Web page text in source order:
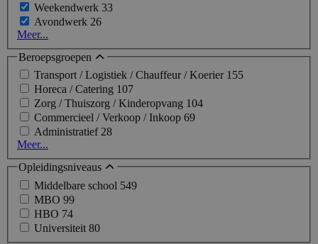
Weekendwerk 33
Avondwerk 26
Meer...
Beroepsgroepen
Transport / Logistiek / Chauffeur / Koerier 155
Horeca / Catering 107
Zorg / Thuiszorg / Kinderopvang 104
Commercieel / Verkoop / Inkoop 69
Administratief28
Meer...
Opleidingsniveaus
Middelbare school 549
MBO 99
HBO 74
Universiteit 80